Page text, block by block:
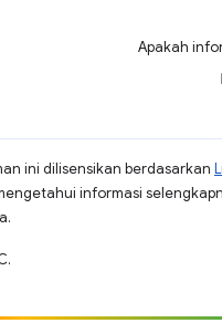
Apakah
ini dilisensikan berdasarkan
informasi